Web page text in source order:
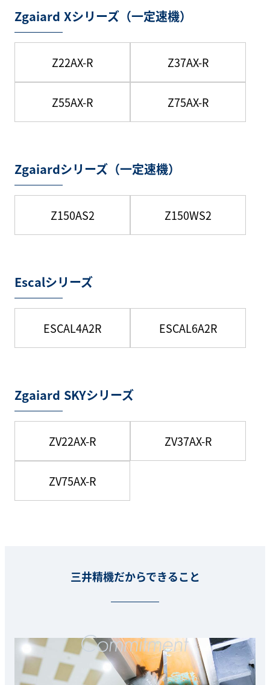
Zgaiard Xシリーズ（一定速機）
Z22AX-R Z37AX-R
Z55AX-R Z75AX-R
Zgaiardシリーズ（一定速機）
Z150AS2 Z150WS2
Escalシリーズ
ESCAL4A2R ESCAL6A2R
Zgaiard SKYシリーズ
ZV22AX-R ZV37AX-R
ZV75AX-R
三井精機だからできること